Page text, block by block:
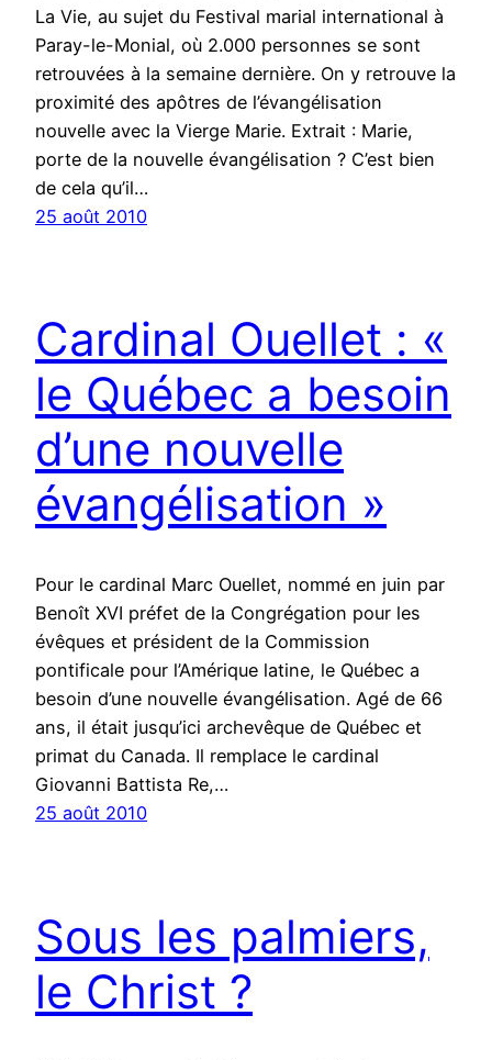
La Vie, au sujet du Festival marial international à
Paray-le-Monial, où 2.000 personnes se sont
retrouvées à la semaine dernière. On y retrouve la
proximité des apôtres de l’évangélisation
nouvelle avec la Vierge Marie. Extrait : Marie,
porte de la nouvelle évangélisation ? C’est bien
de cela qu’il…
25 août 2010
Cardinal Ouellet : «
le Québec a besoin
d’une nouvelle
évangélisation »
Pour le cardinal Marc Ouellet, nommé en juin par
Benoît XVI préfet de la Congrégation pour les
évêques et président de la Commission
pontificale pour l’Amérique latine, le Québec a
besoin d’une nouvelle évangélisation. Agé de 66
ans, il était jusqu’ici archevêque de Québec et
primat du Canada. Il remplace le cardinal
Giovanni Battista Re,…
25 août 2010
Sous les palmiers,
le Christ ?